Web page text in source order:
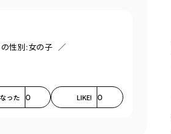
性別:女の子
った 0 LIKE! 0